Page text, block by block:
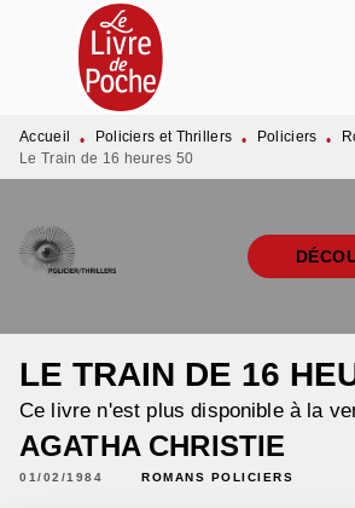
MENU RECHERCHE
PIED DE PAGE
Accueil • Policiers et Thrillers • Policiers •
Le Train de 16 heures 50
LE TRAIN DE 16
Ce livre n'est plus disponible à la
AGATHA CHRISTIE
01/02/1984 ROMANS POLICIERS